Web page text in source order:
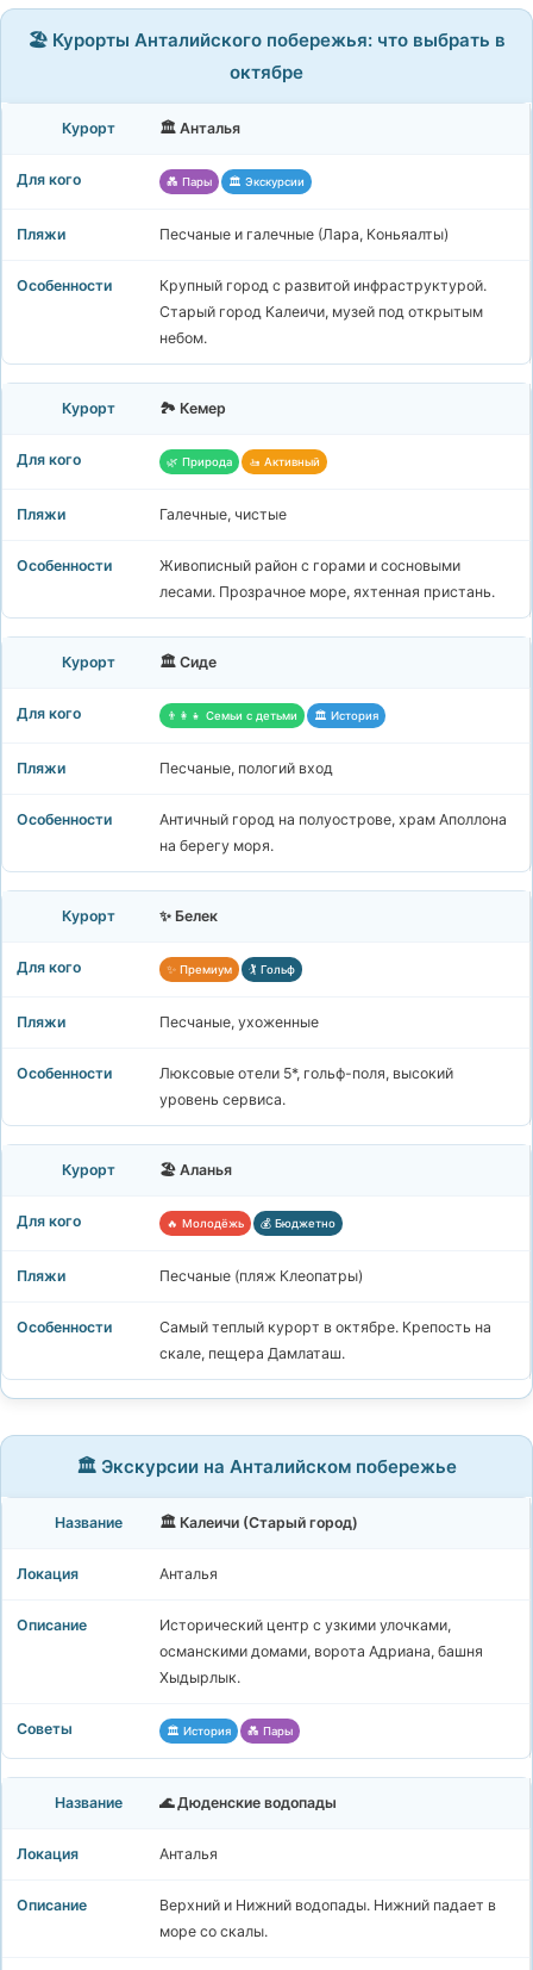
🏖️ Курорты Анталийского побережья: что выбрать в
октябре
🏛️ Анталья
💑 Пары 🏛️ Экскурсии
Песчаные и галечные (Лара, Коньяалты)
Крупный город с развитой инфраструктурой.
Старый город Калеичи, музей под открытым
небом.
🏞️ Кемер
🌿 Природа 🚤 Активный
Галечные, чистые
Живописный район с горами и сосновыми
лесами. Прозрачное море, яхтенная пристань.
🏛️ Сиде
👨‍👩‍👧 Семьи с детьми 🏛️ История
Песчаные, пологий вход
Античный город на полуострове, храм Аполлона
на берегу моря.
✨ Белек
✨ Премиум 🏌️ Гольф
Песчаные, ухоженные
Люксовые отели 5*, гольф-поля, высокий
уровень сервиса.
🏖️ Аланья
🔥 Молодёжь 💰 Бюджетно
Песчаные (пляж Клеопатры)
Самый теплый курорт в октябре. Крепость на
скале, пещера Дамлаташ.
🏛️ Экскурсии на Анталийском побережье
🏛️ Калеичи (Старый город)
Анталья
Исторический центр с узкими улочками,
османскими домами, ворота Адриана, башня
Хыдырлык.
🏛️ История 💑 Пары
🌊 Дюденские водопады
Анталья
Верхний и Нижний водопады. Нижний падает в
море со скалы.